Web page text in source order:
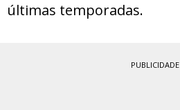
últimas temporadas.
PUBLICIDADE